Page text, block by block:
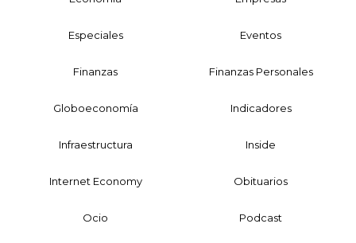
Especiales Eventos
Finanzas Finanzas Personales
Globoeconomía Indicadores
Infraestructura Inside
Internet Economy Obituarios
Ocio Podcast